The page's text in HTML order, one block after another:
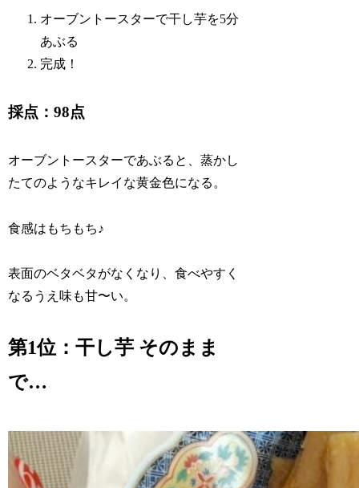
オーブントースターで干し芋を5分
あぶる
完成！
採点：98点
オーブントースターであぶると、蒸かし
たてのようなキレイな黄金色になる。
食感はもちもち♪
表面のベタベタがなくなり、食べやすく
なるうえ味も甘〜い。
第1位：干し芋 そのまま
で…